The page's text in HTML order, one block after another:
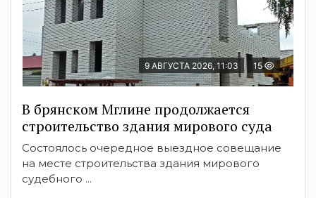
9 АВГУСТА 2026, 11:03 15
В брянском Мглине продолжается
строительство здания мирового суда
Состоялось очередное выездное совещание
на месте строительства здания мирового
судебного ...